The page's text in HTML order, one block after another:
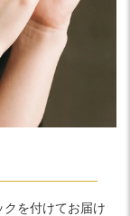
を付けてお届け